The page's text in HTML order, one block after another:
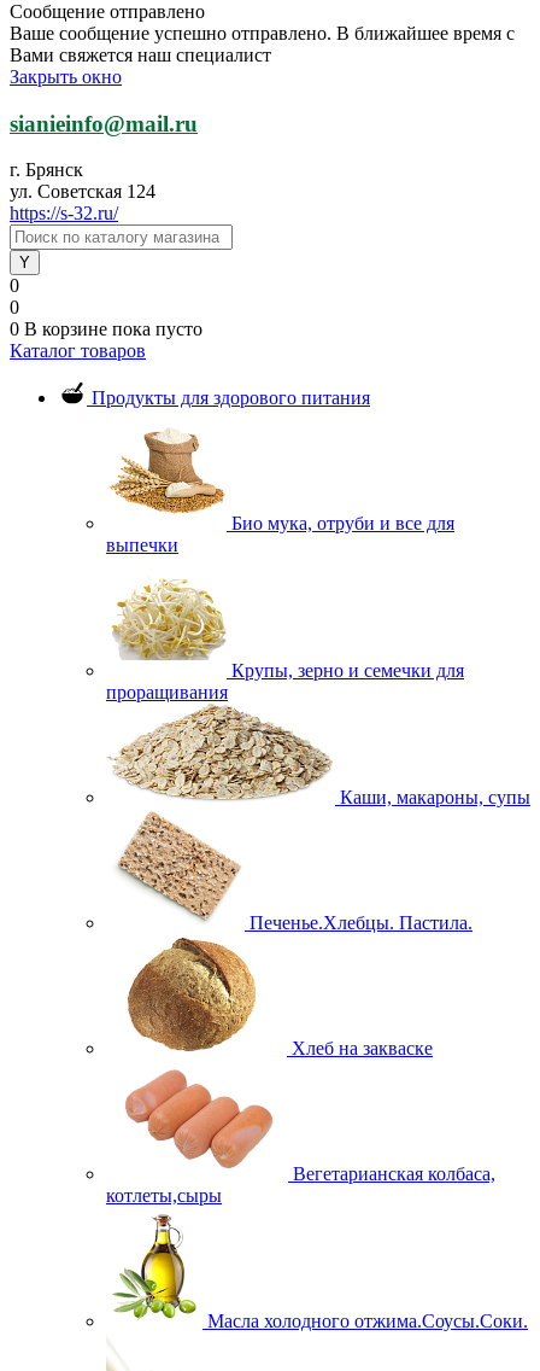
Сообщение отправлено
Ваше сообщение успешно отправлено. В ближайшее время с
Вами свяжется наш специалист
Закрыть окно
sianieinfo@mail.ru
г. Брянск
ул. Советская 124
https://s-32.ru/
0
0
0 В корзине пока пусто
Каталог товаров
Продукты для здорового питания
Био мука, отруби и все для
выпечки
Крупы, зерно и семечки для
проращивания
Каши, макароны, супы
Печенье.Хлебцы. Пастила.
Хлеб на закваске
Вегетарианская колбаса,
котлеты,сыры
Масла холодного отжима.Соусы.Соки.